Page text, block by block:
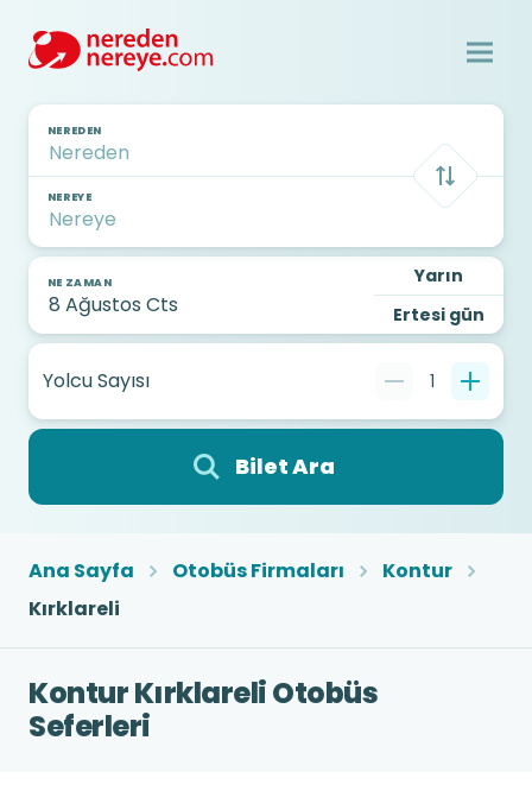
NEREDEN
NEREYE
NE ZAMAN
Yarın
Ertesi gün
Yolcu Sayısı 1
Bilet Ara
Ana Sayfa Otobüs Firmaları
Kontur
Kırklareli
Kontur Kırklareli Otobüs
Seferleri